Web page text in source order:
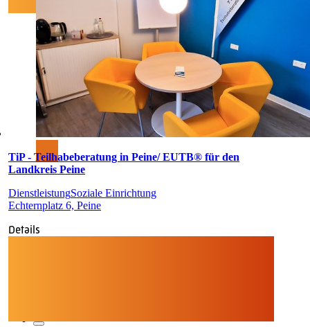
TiP - Teilhabeberatung in Peine/ EUTB® für den
Landkreis Peine
DienstleistungSoziale Einrichtung
Echternplatz 6, Peine
Details